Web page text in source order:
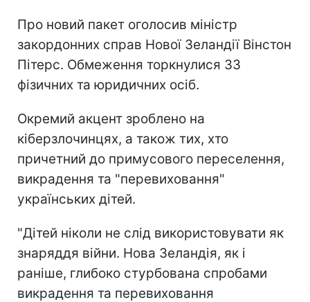
Про новий пакет оголосив міністр
закордонних справ Нової Зеландії Вінстон
Пітерс. Обмеження торкнулися 33
фізичних та юридичних осіб.
Окремий акцент зроблено на
кіберзлочинцях, а також тих, хто
причетний до примусового переселення,
викрадення та "перевиховання"
українських дітей.
"Дітей ніколи не слід використовувати як
знаряддя війни. Нова Зеландія, як і
раніше, глибоко стурбована спробами
викрадення та перевиховання